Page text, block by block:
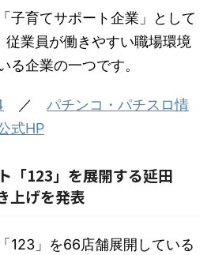
子育てサポート企業」として
業員が働きやすい職場環境
る企業の一つです。
／ パチンコ・パチスロ情
式HP
「123」を展開する延田
上げを発表
123」を66店舗展開している